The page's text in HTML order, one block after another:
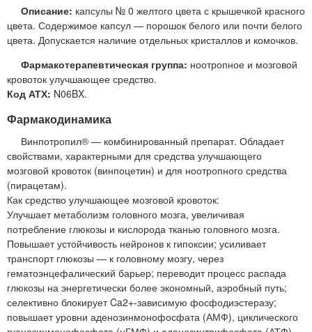
Описание: капсулы № 0 желтого цвета с крышечкой красного
цвета. Содержимое капсул — порошок белого или почти белого
цвета. Допускается наличие отдельных кристаллов и комочков.
Фармакотерапевтическая группа: ноотропное и мозговой
кровоток улучшающее средство.
Код АТХ: N06BX.
Фармакодинамика
Винпотропил® — комбинированный препарат. Обладает
свойствами, характерными для средства улучшающего
мозговой кровоток (винпоцетин) и для ноотропного средства
(пирацетам).
Как средство улучшающее мозговой кровоток:
Улучшает метаболизм головного мозга, увеличивая
потребление глюкозы и кислорода тканью головного мозга.
Повышает устойчивость нейронов к гипоксии; усиливает
транспорт глюкозы — к головному мозгу, через
гематоэнцефалический барьер; переводит процесс распада
глюкозы на энергетически более экономный, аэробный путь;
селективно блокирует Ca2+-зависимую фосфодиэстеразу;
повышает уровни аденозинмонофосфата (АМФ), циклического